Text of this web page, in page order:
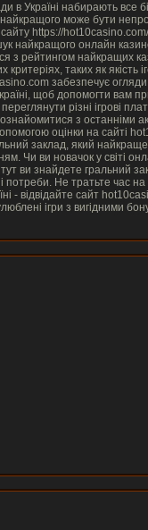
в Україні набирають все
https://
онлайн казино в
казино, який
ігор, безпека, бонуси та
ознайомитися з останніми
Чи ви новачок у світі
знайдете гральний заклад, який
на пошук найкращого
- відвідайте сайт